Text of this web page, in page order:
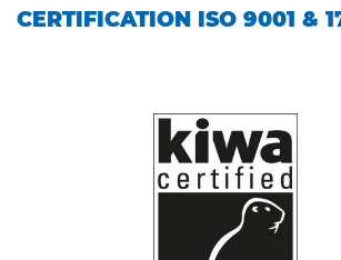
CERTIFICATION ISO 9001 &